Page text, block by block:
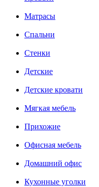
Матрасы
Cпальни
Стенки
Детские
Детские кровати
Мягкая мебель
Прихожие
Офисная мебель
Домашний офис
Кухонные уголки